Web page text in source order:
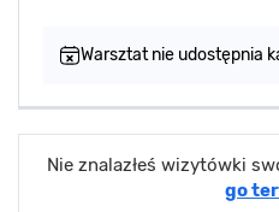
Warsztat nie udostępnia
Nie znalazłeś wizytówki
go